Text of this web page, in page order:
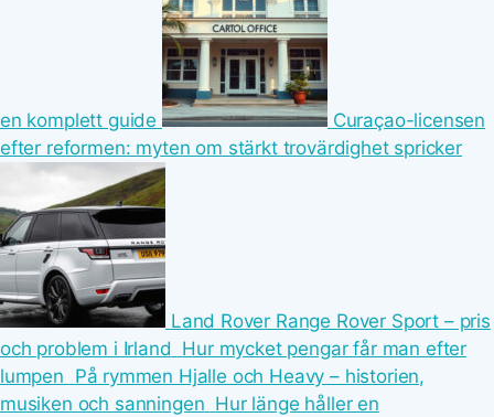
en komplett guide
Curaçao-licensen
efter reformen: myten om stärkt trovärdighet spricker
Land Rover Range Rover Sport – pris
och problem i Irland Hur mycket pengar får man efter
lumpen På rymmen Hjalle och Heavy – historien,
musiken och sanningen Hur länge håller en